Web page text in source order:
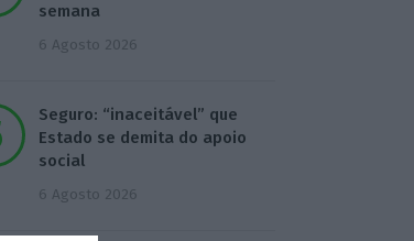
semana
6 Agosto 2026
Seguro: “inaceitável” que
Estado se demita do apoio
social
6 Agosto 2026